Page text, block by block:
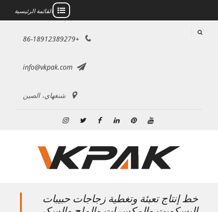
تخطى
القائمة الرئيسية
+86-18912389279
info@vkpak.com
شنغهاي، الصين
خط إنتاج تعبئة وتغطية زجاجات حبيبات